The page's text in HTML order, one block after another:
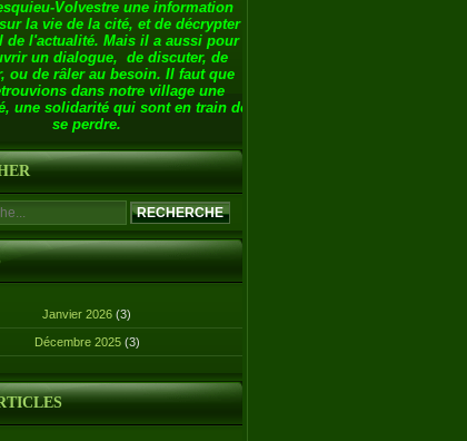
Volvestre une information
la vie de la cité, et de décrypter
de l'actualité. Mais il a aussi pour
un dialogue, de discuter, de
ou de râler au besoin. Il faut que
dans notre village une
une solidarité qui sont en train de
se perdre.
Janvier 2026 (3)
Décembre 2025 (3)